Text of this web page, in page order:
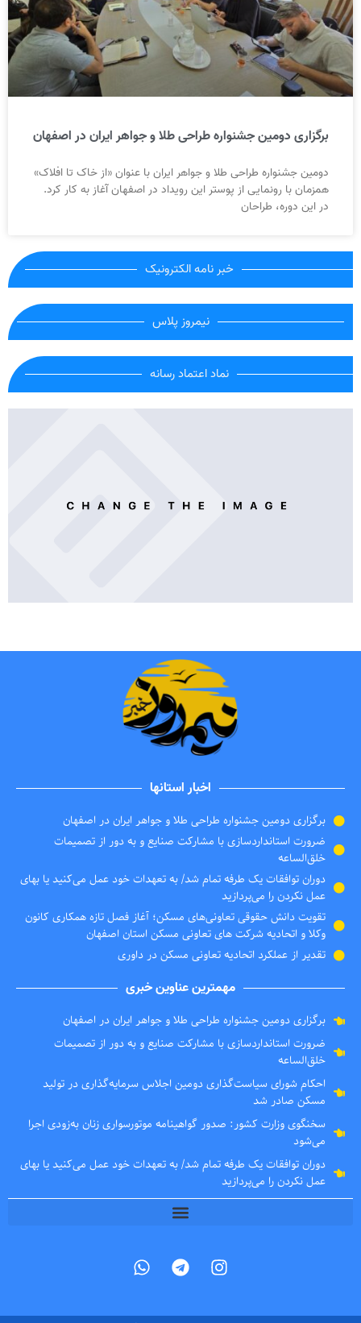
برگزاری دومین جشنواره طراحی طلا و جواهر ایران در اصفهان
دومین جشنواره طراحی طلا و جواهر ایران با عنوان «از خاک تا افلاک»
همزمان با رونمایی از پوستر این رویداد در اصفهان آغاز به کار کرد.
در این دوره، طراحان
خبر نامه الکترونیک
نیمروز پلاس
نماد اعتماد رسانه
اخبار استانها
برگزاری دومین جشنواره طراحی طلا و جواهر ایران در اصفهان
ضرورت استانداردسازی با مشارکت صنایع و به دور از تصمیمات
خلق‌الساعه
دوران توافقات یک طرفه تمام شد/ به تعهدات خود عمل می‌کنید یا بهای
عمل نکردن را می‌پردازید
تقویت دانش حقوقی تعاونی‌های مسکن؛ آغاز فصل تازه همکاری کانون
وکلا و اتحادیه شرکت های تعاونی مسکن استان اصفهان
تقدیر از عملکرد اتحادیه تعاونی مسکن در داوری
مهمترین عناوین خبری
برگزاری دومین جشنواره طراحی طلا و جواهر ایران در اصفهان
ضرورت استانداردسازی با مشارکت صنایع و به دور از تصمیمات
خلق‌الساعه
احکام شورای سیاست‌گذاری دومین اجلاس سرمایه‌گذاری در تولید
مسکن صادر شد
سخنگوی وزارت کشور: صدور گواهینامه موتورسواری زنان به‌زودی اجرا
می‌شود
دوران توافقات یک طرفه تمام شد/ به تعهدات خود عمل می‌کنید یا بهای
عمل نکردن را می‌پردازید